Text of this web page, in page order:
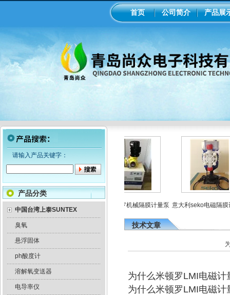
首页 公司简介 产品展
请输入产品关键字：
产品分类
中国台湾上泰SUNTEX
臭氧
悬浮固体
ph酸度计
溶解氧变送器
电导率仪
工业在线ph/orp计变送器 美国米顿罗机械隔膜计量泵 意大利seko电磁隔膜计
技术文章
为什么米顿罗LMI电磁
为什么米顿罗LMI电磁